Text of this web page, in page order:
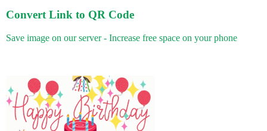
Convert Link to QR Code
Save image on our server - Increase free space on your phone